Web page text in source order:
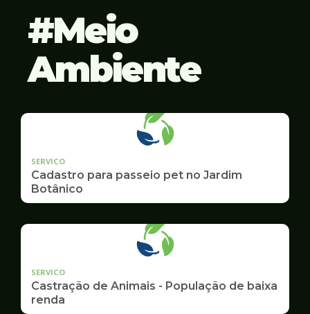
Meio
Ambiente
SERVICO
Cadastro para passeio pet no Jardim
Botânico
SERVICO
Castração de Animais - População de baixa
renda